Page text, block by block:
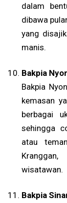
dalam
dibawa
yang
manis.
Bakpia
Bakpia
kemasan
berbagai
sehingga
atau
wisatawan.
Bakpia